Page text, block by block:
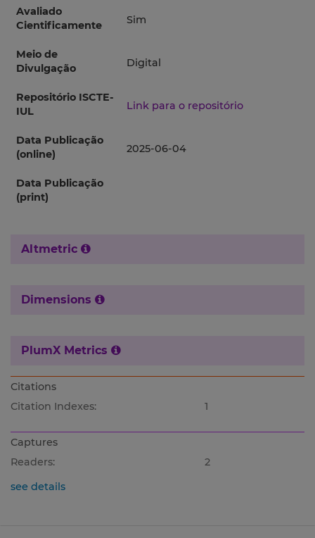
Avaliado
Cientificamente
Sim
Meio de
Divulgação
Digital
Repositório ISCTE-
IUL
Link para o repositório
Data Publicação
(online)
2025-06-04
Data Publicação
(print)
Altmetric
Dimensions
PlumX Metrics
Citations
Citation Indexes:
1
Captures
Readers:
2
see details